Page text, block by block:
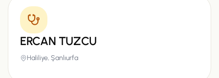
ERCAN TUZCU
Haliliye,Şanlıurfa